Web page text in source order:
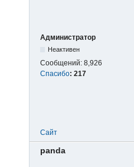
Администратор
Неактивен
Сообщений: 8,926
Спасибо: 217
Сайт
panda